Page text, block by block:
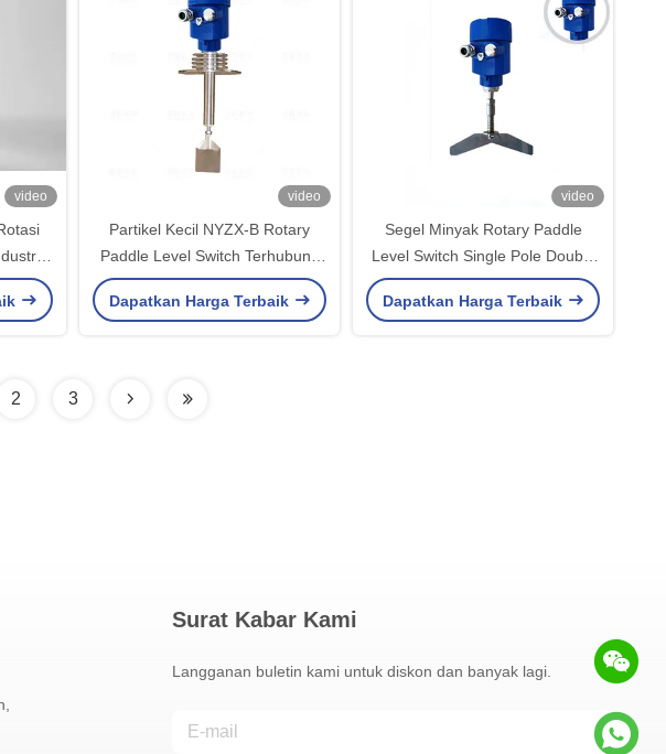
video video
Partikel Kecil NYZX-B Rotary
Paddle Level Switch Terhubung
dengan Benang
Dapatkan Harga Terbaik
video
Segel Minyak Rotary Paddle
Level Switch Single Pole Double
Throw IP67
Dapatkan Harga Terbaik
2 3
Surat Kabar Kami
Langganan buletin kami untuk diskon dan banyak lagi.